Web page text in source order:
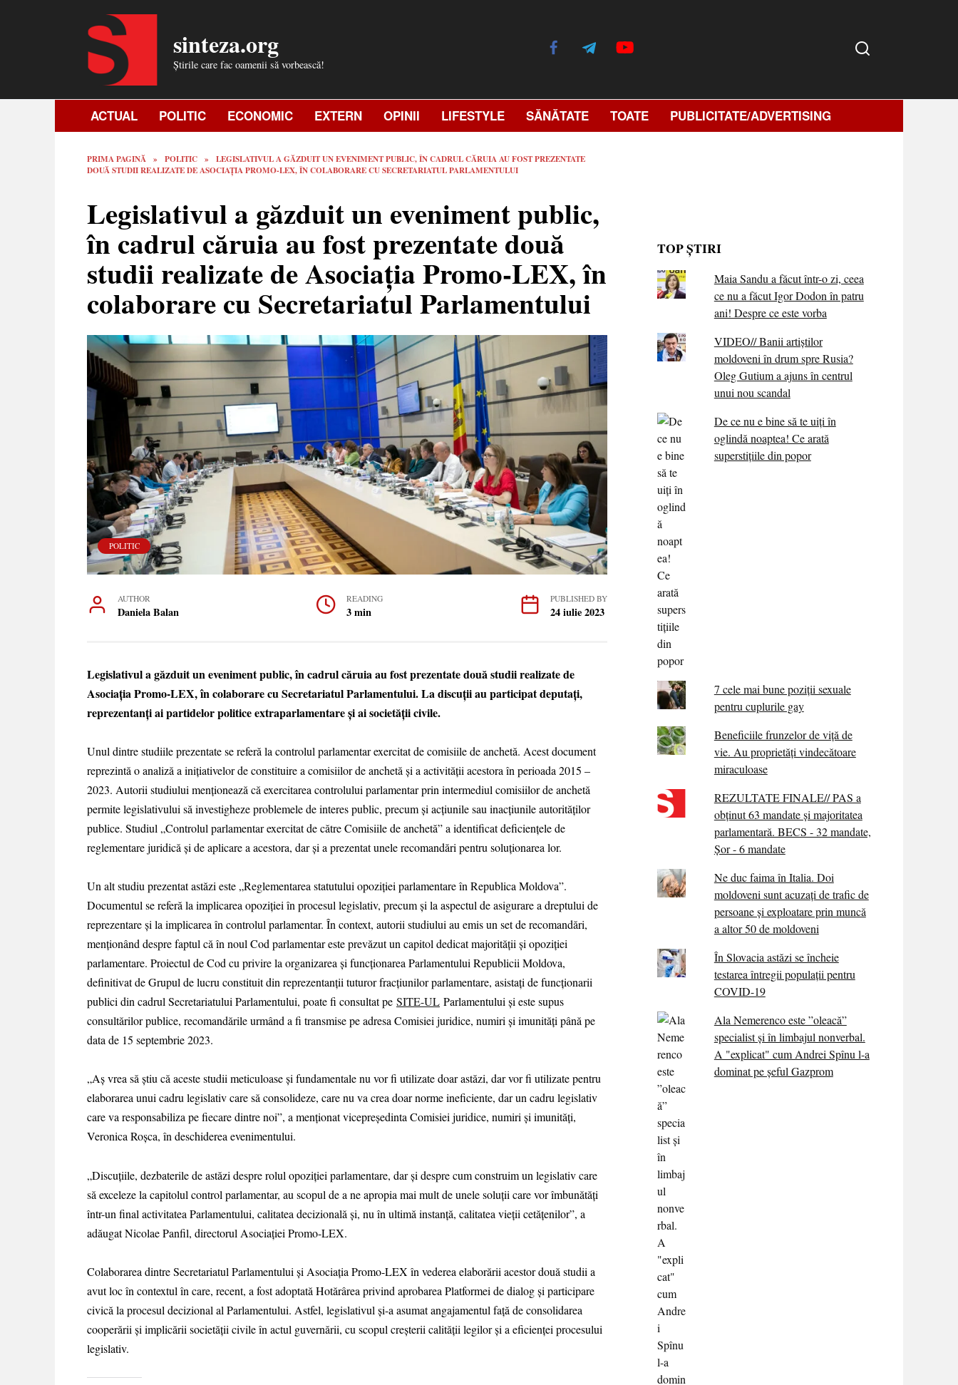
sinteza.org
Știrile care fac oamenii să vorbească!
ACTUAL POLITIC ECONOMIC EXTERN OPINII LIFESTYLE SĂNĂTATE TOATE PUBLICITATE/ADVERTISING
PRIMA PAGINĂ » POLITIC »
LEGISLATIVUL A GĂZDUIT UN EVENIMENT PUBLIC, ÎN CADRUL CĂRUIA AU FOST PREZENTATE
DOUĂ STUDII REALIZATE DE ASOCIAȚIA PROMO-LEX, ÎN COLABORARE CU SECRETARIATUL PARLAMENTULUI
Legislativul a găzduit un eveniment public,
în cadrul căruia au fost prezentate două
studii realizate de Asociația Promo-LEX, în
colaborare cu Secretariatul Parlamentului
POLITIC
AUTHOR
Daniela Balan
READING
3 min
PUBLISHED BY
24 iulie 2023
Legislativul a găzduit un eveniment public, în cadrul căruia au fost prezentate două studii realizate de
Asociația Promo-LEX, în colaborare cu Secretariatul Parlamentului. La discuții au participat deputați,
reprezentanți ai partidelor politice extraparlamentare și ai societății civile.
Unul dintre studiile prezentate se referă la controlul parlamentar exercitat de comisiile de anchetă. Acest document
reprezintă o analiză a inițiativelor de constituire a comisiilor de anchetă și a activității acestora în perioada 2015 –
2023. Autorii studiului menționează că exercitarea controlului parlamentar prin intermediul comisiilor de anchetă
permite legislativului să investigheze problemele de interes public, precum și acțiunile sau inacțiunile autorităților
publice. Studiul „Controlul parlamentar exercitat de către Comisiile de anchetă” a identificat deficiențele de
reglementare juridică și de aplicare a acestora, dar și a prezentat unele recomandări pentru soluționarea lor.
Un alt studiu prezentat astăzi este „Reglementarea statutului opoziției parlamentare în Republica Moldova”.
Documentul se referă la implicarea opoziției în procesul legislativ, precum și la aspectul de asigurare a dreptului de
reprezentare și la implicarea în controlul parlamentar. În context, autorii studiului au emis un set de recomandări,
menționând despre faptul că în noul Cod parlamentar este prevăzut un capitol dedicat majorității și opoziției
parlamentare. Proiectul de Cod cu privire la organizarea și funcționarea Parlamentului Republicii Moldova,
definitivat de Grupul de lucru constituit din reprezentanții tuturor fracțiunilor parlamentare, asistați de funcționarii
publici din cadrul Secretariatului Parlamentului, poate fi consultat pe SITE-UL Parlamentului și este supus
consultărilor publice, recomandările urmând a fi transmise pe adresa Comisiei juridice, numiri și imunități până pe
data de 15 septembrie 2023.
„Aș vrea să știu că aceste studii meticuloase și fundamentale nu vor fi utilizate doar astăzi, dar vor fi utilizate pentru
elaborarea unui cadru legislativ care să consolideze, care nu va crea doar norme ineficiente, dar un cadru legislativ
care va responsabiliza pe fiecare dintre noi”, a menționat vicepreședinta Comisiei juridice, numiri și imunități,
Veronica Roșca, în deschiderea evenimentului.
„Discuțiile, dezbaterile de astăzi despre rolul opoziției parlamentare, dar și despre cum construim un legislativ care
să exceleze la capitolul control parlamentar, au scopul de a ne apropia mai mult de unele soluții care vor îmbunătăți
într-un final activitatea Parlamentului, calitatea decizională și, nu în ultimă instanță, calitatea vieții cetățenilor”, a
adăugat Nicolae Panfil, directorul Asociației Promo-LEX.
Colaborarea dintre Secretariatul Parlamentului și Asociația Promo-LEX în vederea elaborării acestor două studii a
avut loc în contextul în care, recent, a fost adoptată Hotărârea privind aprobarea Platformei de dialog și participare
civică la procesul decizional al Parlamentului. Astfel, legislativul și-a asumat angajamentul față de consolidarea
cooperării și implicării societății civile în actul guvernării, cu scopul creșterii calității legilor și a eficienței procesului
legislativ.
TOP ȘTIRI
Maia Sandu a făcut într-o zi, ceea
ce nu a făcut Igor Dodon în patru
ani! Despre ce este vorba
VIDEO// Banii artiștilor
moldoveni în drum spre Rusia?
Oleg Gutium a ajuns în centrul
unui nou scandal
De ce nu e bine să te uiți în
oglindă noaptea! Ce arată
superstițiile din popor
7 cele mai bune poziții sexuale
pentru cuplurile gay
Beneficiile frunzelor de viță de
vie. Au proprietăţi vindecătoare
miraculoase
REZULTATE FINALE// PAS a
obținut 63 mandate și majoritatea
parlamentară. BECS - 32 mandate,
Șor - 6 mandate
Ne duc faima în Italia. Doi
moldoveni sunt acuzați de trafic de
persoane și exploatare prin muncă
a altor 50 de moldoveni
În Slovacia astăzi se încheie
testarea întregii populații pentru
COVID-19
Ala Nemerenco este ”oleacă”
specialist și în limbajul nonverbal.
A "explicat" cum Andrei Spînu l-a
dominat pe șeful Gazprom